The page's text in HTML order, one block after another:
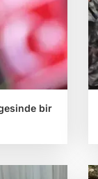
bir